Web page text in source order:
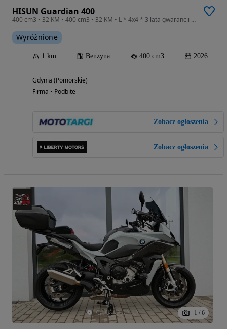
HISUN Guardian 400
400 cm3 • 32 KM • 400 cm3 • 32 KM • L * 4x4 * 3 lata gwarancji * Autoryzowany Dealer! *
Wyróżnione
1 km Benzyna 400 cm3 2026
Gdynia (Pomorskie)
Firma • Podbite
Zobacz ogłoszenia
Zobacz ogłoszenia
1 / 6